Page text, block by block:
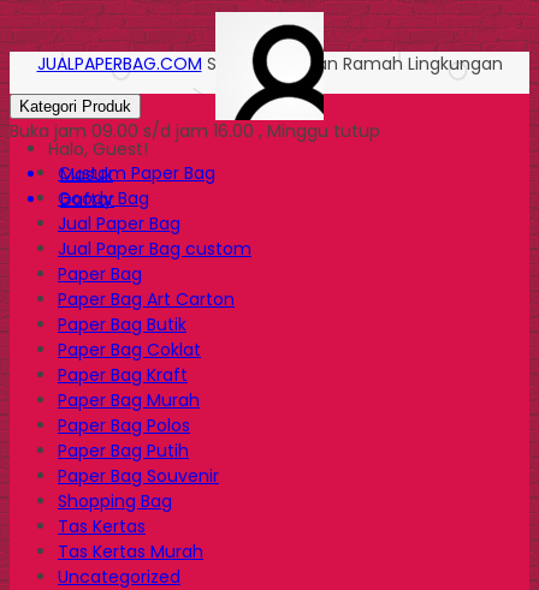
Halo, Guest!
Masuk
Daftar
JUALPAPERBAG.COM Solusi Kemasan Ramah Lingkungan
Kategori Produk
Buka jam 09.00 s/d jam 16.00 , Minggu tutup
Custom Paper Bag
Goody Bag
Jual Paper Bag
Jual Paper Bag custom
Paper Bag
Paper Bag Art Carton
Paper Bag Butik
Paper Bag Coklat
Paper Bag Kraft
Paper Bag Murah
Paper Bag Polos
Paper Bag Putih
Paper Bag Souvenir
Shopping Bag
Tas Kertas
Tas Kertas Murah
Uncategorized